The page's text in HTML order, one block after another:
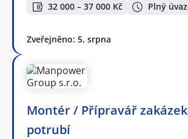
32 000 – 37 000 Kč Plný
Zveřejněno: 5. srpna
Montér / Přípravář zakázek
potrubí